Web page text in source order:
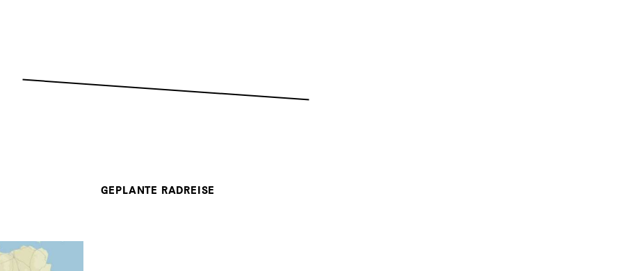
GEPLANTE RADREISE